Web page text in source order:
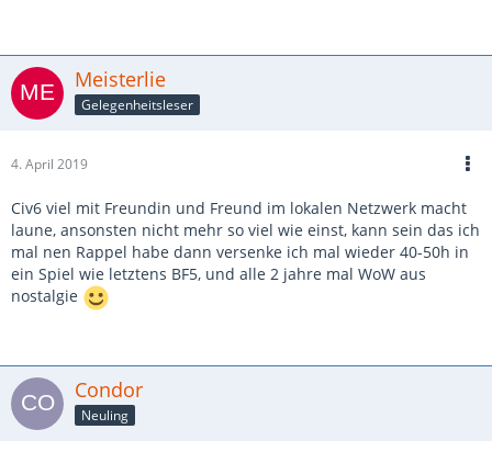
Meisterlie
Gelegenheitsleser
4. April 2019
Civ6 viel mit Freundin und Freund im lokalen Netzwerk macht
laune, ansonsten nicht mehr so viel wie einst, kann sein das ich
mal nen Rappel habe dann versenke ich mal wieder 40-50h in
ein Spiel wie letztens BF5, und alle 2 jahre mal WoW aus
nostalgie
Condor
Neuling